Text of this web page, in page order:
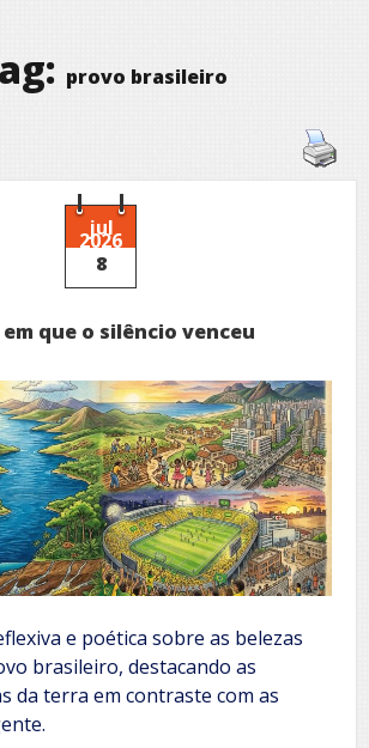
provo brasileiro
jul
2026
8
em que o silêncio venceu
e poética sobre as belezas
brasileiro, destacando as
da terra em contraste com as